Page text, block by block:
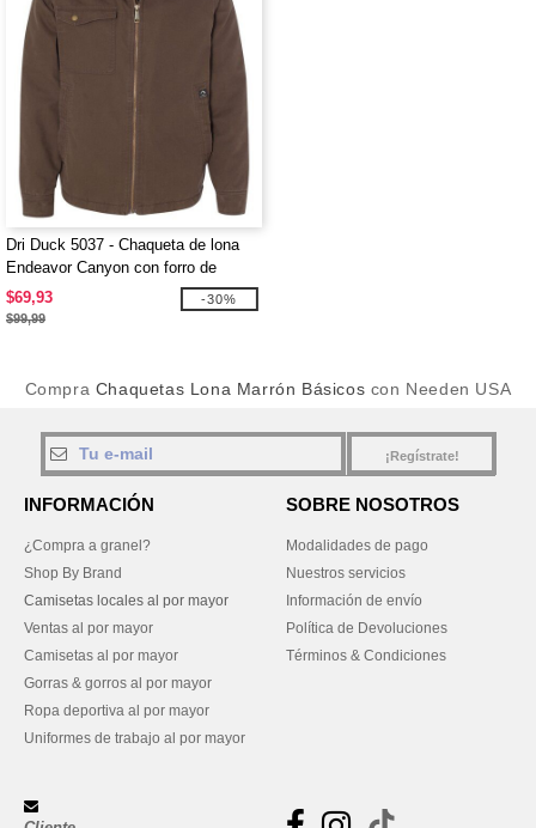
Dri Duck 5037 - Chaqueta de lona
Endeavor Canyon con forro de
sherpa
$69,93
$99,99
-30%
Compra Chaquetas Lona Marrón Básicos con Needen USA
¡Regístrate!
INFORMACIÓN
¿Compra a granel?
Shop By Brand
Camisetas locales al por mayor
Ventas al por mayor
Camisetas al por mayor
Gorras & gorros al por mayor
Ropa deportiva al por mayor
Uniformes de trabajo al por mayor
SOBRE NOSOTROS
Modalidades de pago
Nuestros servicios
Información de envío
Política de Devoluciones
Términos & Condiciones